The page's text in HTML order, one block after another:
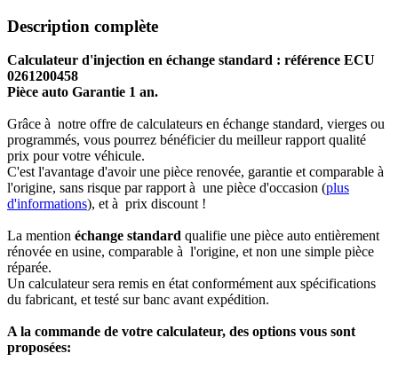
Description complète
Calculateur d'injection en échange standard : référence ECU
0261200458
Pièce auto Garantie 1 an.
Grâce à notre offre de calculateurs en échange standard, vierges ou
programmés, vous pourrez bénéficier du meilleur rapport qualité
prix pour votre véhicule.
C'est l'avantage d'avoir une pièce renovée, garantie et comparable à
l'origine, sans risque par rapport à une pièce d'occasion (plus
d'informations), et à prix discount !
La mention échange standard qualifie une pièce auto entièrement
rénovée en usine, comparable à l'origine, et non une simple pièce
réparée.
Un calculateur sera remis en état conformément aux spécifications
du fabricant, et testé sur banc avant expédition.
A la commande de votre calculateur, des options vous sont
proposées: